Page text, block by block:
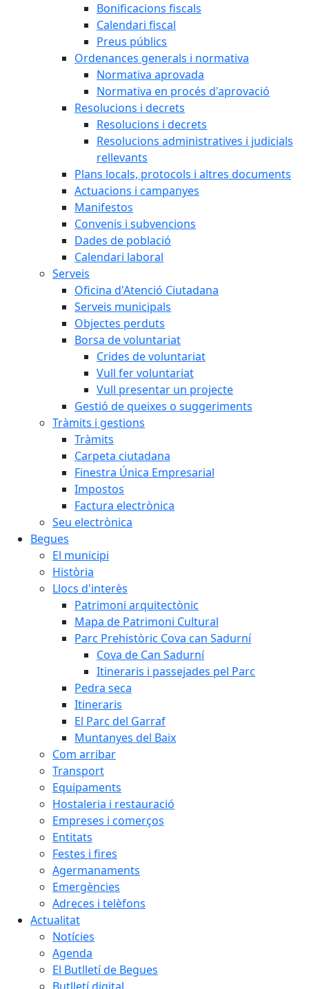
Bonificacions fiscals
Calendari fiscal
Preus públics
Ordenances generals i normativa
Normativa aprovada
Normativa en procés d'aprovació
Resolucions i decrets
Resolucions i decrets
Resolucions administratives i judicials
rellevants
Plans locals, protocols i altres documents
Actuacions i campanyes
Manifestos
Convenis i subvencions
Dades de població
Calendari laboral
Serveis
Oficina d'Atenció Ciutadana
Serveis municipals
Objectes perduts
Borsa de voluntariat
Crides de voluntariat
Vull fer voluntariat
Vull presentar un projecte
Gestió de queixes o suggeriments
Tràmits i gestions
Tràmits
Carpeta ciutadana
Finestra Única Empresarial
Impostos
Factura electrònica
Seu electrònica
Begues
El municipi
Història
Llocs d'interès
Patrimoni arquitectònic
Mapa de Patrimoni Cultural
Parc Prehistòric Cova can Sadurní
Cova de Can Sadurní
Itineraris i passejades pel Parc
Pedra seca
Itineraris
El Parc del Garraf
Muntanyes del Baix
Com arribar
Transport
Equipaments
Hostaleria i restauració
Empreses i comerços
Entitats
Festes i fires
Agermanaments
Emergències
Adreces i telèfons
Actualitat
Notícies
Agenda
El Butlletí de Begues